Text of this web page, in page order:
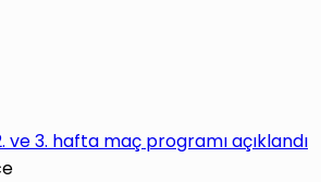
ve 3. hafta maç programı açıklandı